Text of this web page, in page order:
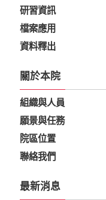
研習資訊
檔案應用
資料釋出
關於本院
組織與人員
願景與任務
院區位置
聯絡我們
最新消息